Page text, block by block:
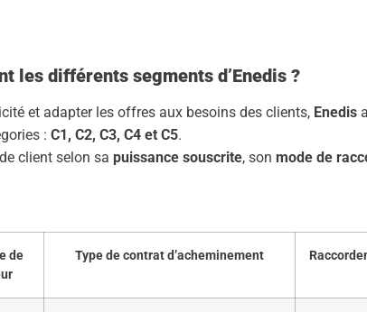
les différents segments d’Enedis ?
et adapter les offres aux besoins des clients, Enedis
: C1, C2, C3, C4 et C5.
client selon sa puissance souscrite, son mode de
de
Type de contrat d’acheminement